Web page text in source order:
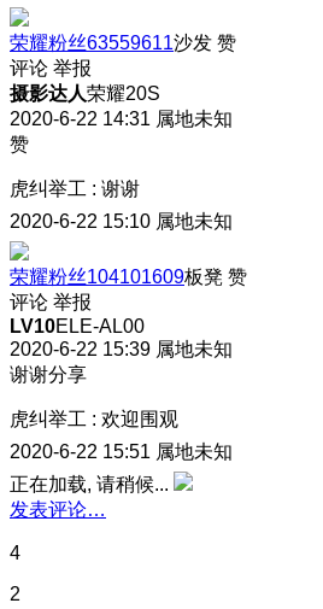
荣耀粉丝63559611沙发 赞
评论 举报
摄影达人荣耀20S
2020-6-22 14:31 属地未知
赞
虎纠举工 : 谢谢
2020-6-22 15:10 属地未知
荣耀粉丝104101609板凳 赞
评论 举报
LV10ELE-AL00
2020-6-22 15:39 属地未知
谢谢分享
虎纠举工 : 欢迎围观
2020-6-22 15:51 属地未知
正在加载, 请稍候...
发表评论…
4
2